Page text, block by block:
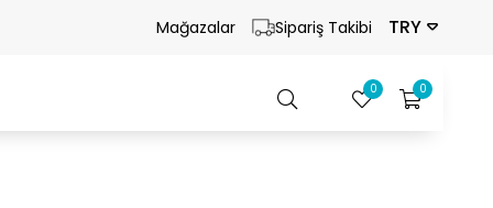
Mağazalar Sipariş Takibi TRY
0
0